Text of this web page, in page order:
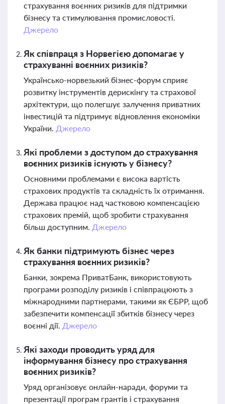
страхування воєнних ризиків для підтримки
бізнесу та стимулювання промисловості.
Джерело
Як співпраця з Норвегією допомагає у
страхуванні воєнних ризиків?
Українсько-норвезький бізнес-форум сприяє
розвитку інструментів дерискінгу та страхової
архітектури, що полегшує залучення приватних
інвестицій та підтримує відновлення економіки
України. Джерело
Які проблеми з доступом до страхування
воєнних ризиків існують у бізнесу?
Основними проблемами є висока вартість
страхових продуктів та складність їх отримання.
Держава працює над частковою компенсацією
страхових премій, щоб зробити страхування
більш доступним. Джерело
Як банки підтримують бізнес через
страхування воєнних ризиків?
Банки, зокрема ПриватБанк, використовують
програми розподілу ризиків і співпрацюють з
міжнародними партнерами, такими як ЄБРР, щоб
забезпечити компенсації збитків бізнесу через
воєнні дії. Джерело
Які заходи проводить уряд для
інформування бізнесу про страхування
воєнних ризиків?
Уряд організовує онлайн-наради, форуми та
презентації програм грантів і страхування